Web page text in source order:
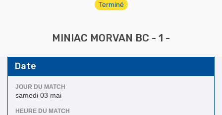
Terminé
MINIAC MORVAN BC - 1 -
Date
JOUR DU MATCH
samedi 03 mai
HEURE DU MATCH